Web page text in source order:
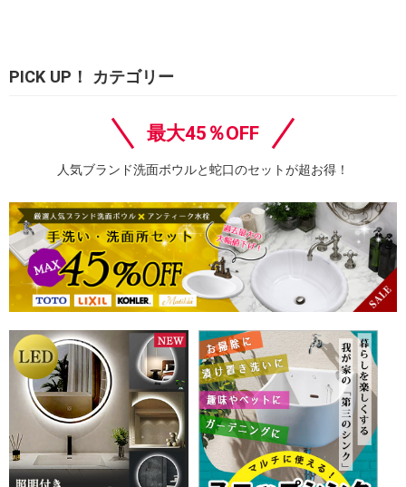
PICK UP！ カテゴリー
最大45％OFF
人気ブランド洗面ボウルと蛇口のセットが超お得！